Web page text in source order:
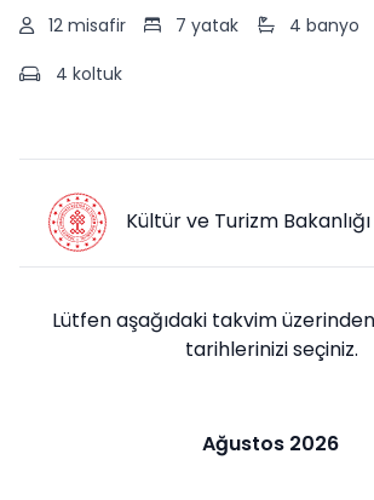
12 misafir 7 yatak 4 banyo
4 koltuk
Kültür ve Turizm
Lütfen aşağıdaki takvim üzerinden
tarihlerinizi seçiniz.
Ağustos 2026